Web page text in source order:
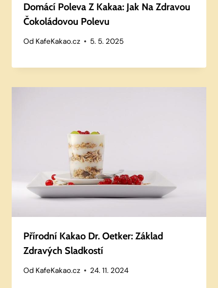
Domácí Poleva Z Kakaa: Jak Na Zdravou
Čokoládovou Polevu
Od KafeKakao.cz 5. 5. 2025
Přírodní Kakao Dr. Oetker: Základ
Zdravých Sladkostí
Od KafeKakao.cz 24. 11. 2024